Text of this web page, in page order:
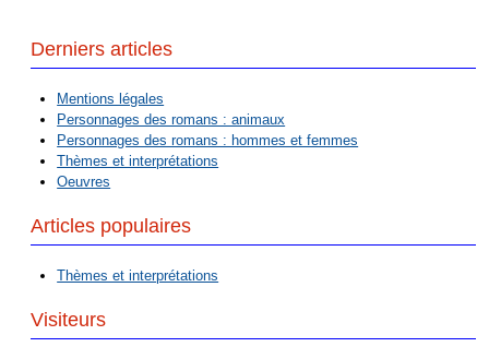
Derniers articles
Mentions légales
Personnages des romans : animaux
Personnages des romans : hommes et femmes
Thèmes et interprétations
Oeuvres
Articles populaires
Thèmes et interprétations
Visiteurs